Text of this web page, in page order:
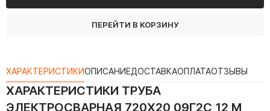
ПЕРЕЙТИ В КОРЗИНУ
ХАРАКТЕРИСТИКИОПИСАНИЕДОСТАВКАОПЛАТАОТЗЫВЫ
ХАРАКТЕРИСТИКИ ТРУБА
ЭЛЕКТРОСВАРНАЯ 720Х20 09Г2С 12 М